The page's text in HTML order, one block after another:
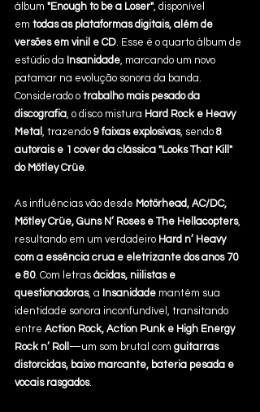
álbum "Enough to be a Loser", disponível
em todas as plataformas digitais, além de
versões em vinil e CD. Esse é o quarto álbum de
estúdio da Insanidade, marcando um novo
patamar na evolução sonora da banda.
Considerado o trabalho mais pesado da
discografia, o disco mistura Hard Rock e Heavy
Metal , trazendo 9 faixas explosivas, sendo 8
autorais e 1 cover da clássica "Looks That Kill"
do Mötley Crüe.
As influências vão desde Motörhead, AC/DC,
Mötley Crüe, Guns N’ Roses e The Hellacopters,
resultando em um verdadeiro Hard n’ Heavy
com a essência crua e eletrizante dos anos 70
e 80. Com letras ácidas, niilistas e
questionadoras, a Insanidade mantém sua
identidade sonora inconfundível, transitando
entre Action Rock, Action Punk e High Energy
Rock n’ Roll —um som brutal com guitarras
distorcidas, baixo marcante, bateria pesada e
vocais rasgados.